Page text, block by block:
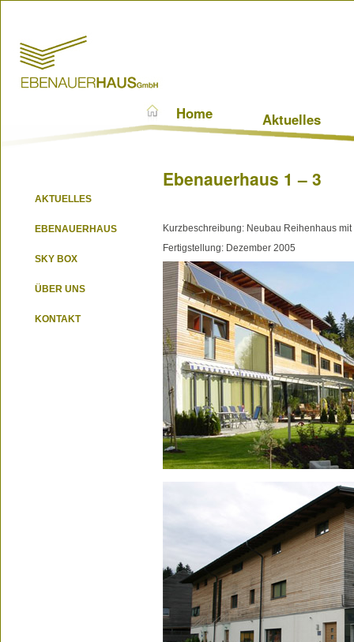
Home Aktuelles
AKTUELLES
EBENAUERHAUS
SKY BOX
ÜBER UNS
KONTAKT
Ebenauerhaus 1 – 3
Kurzbeschreibung: Neubau Reihenhaus
Fertigstellung: Dezember 2005